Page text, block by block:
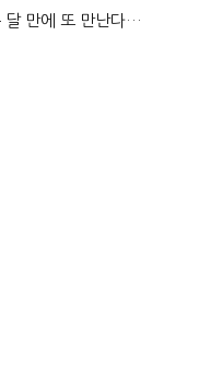
달 만에 또 만난다…